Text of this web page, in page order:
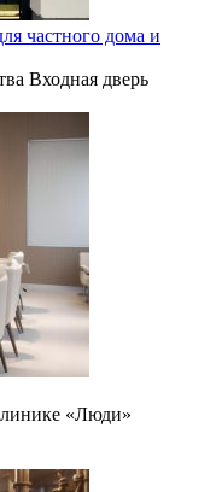
частного дома и
Входная дверь
«Люди»